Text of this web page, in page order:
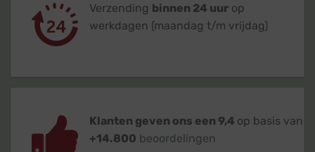
Verzending binnen 24 uur op
werkdagen (maandag t/m vrijdag)
Klanten geven ons een 9,4 op basis van
+14.800 beoordelingen